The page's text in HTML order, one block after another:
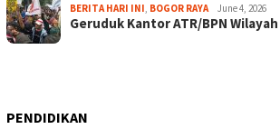
BERITA HARI INI, BOGOR RAYA June 4, 2026
Geruduk Kantor ATR/BPN
PENDIDIKAN